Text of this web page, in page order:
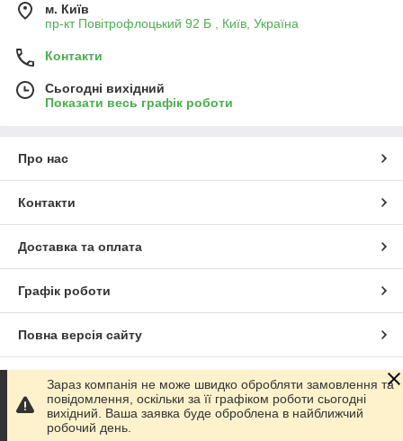
м. Київ
пр-кт Повітрофлоцький 92 Б , Київ, Україна
Контакти
Сьогодні вихідний
Показати весь графік роботи
Про нас
Контакти
Доставка та оплата
Графік роботи
Повна версія сайту
Сайт створено на маркетплейсі Prom.ua
Політика конфіденційності
Зараз компанія не може швидко обробляти замовлення та
повідомлення, оскільки за її графіком роботи сьогодні
вихідний. Ваша заявка буде оброблена в найближчий
робочий день.